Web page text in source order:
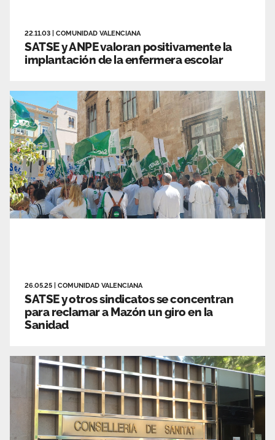
22.11.03 COMUNIDAD VALENCIANA
SATSE y ANPE valoran positivamente la
implantación de la enfermera escolar
26.05.25 COMUNIDAD VALENCIANA
SATSE y otros sindicatos se concentran
para reclamar a Mazón un giro en la
Sanidad